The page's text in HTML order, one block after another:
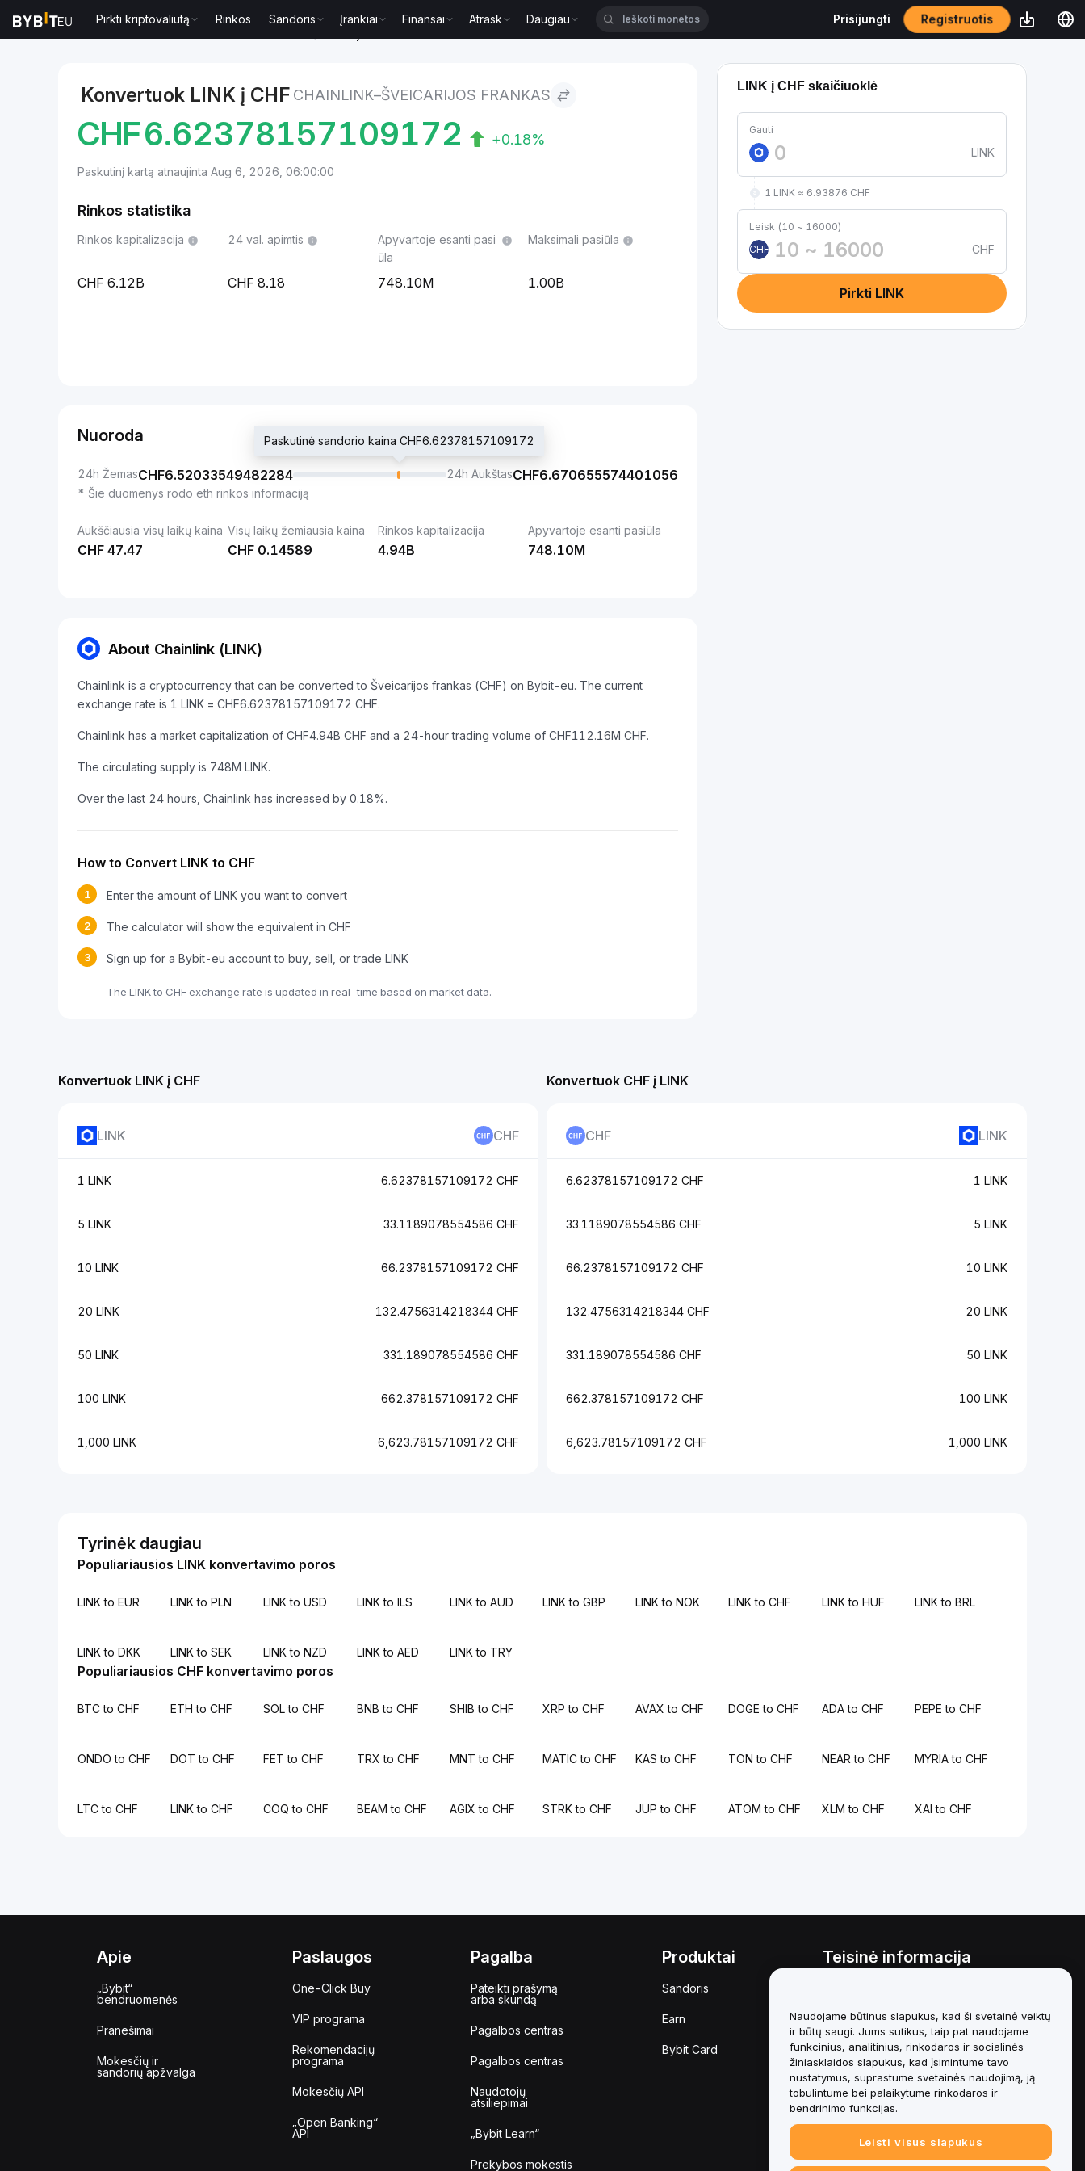
Pirkti kriptovaliutą Rinkos Sandoris Įrankiai Finansai Atrask Daugiau Prisijungti Registruotis
Konvertuok LINK į CHF CHAINLINK–ŠVEICARIJOS FRANKAS
CHF6.62378157109172 +0.18%
Paskutinį kartą atnaujinta Aug 6, 2026, 06:00:00
Rinkos statistika
Rinkos kapitalizacija
6.12B
24 val. apimtis
8.18
Apyvartoje esanti pasi
ūla
748.10M
Maksimali pasiūla
1.00B
Nuoroda
24h ŽemasCHF6.52033549482284
Paskutinė sandorio kaina CHF6.62378157109172
24h AukštasCHF6.670655574401056
* Šie duomenys rodo eth rinkos informaciją
Aukščiausia visų laikų kaina
CHF 47.47
Visų laikų žemiausia kaina
CHF 0.14589
Rinkos kapitalizacija
4.94B
Apyvartoje esanti pasiūla
748.10M
About Chainlink (LINK)
Chainlink is a cryptocurrency that can be converted to Šveicarijos frankas (CHF) on Bybit-eu. The current
exchange rate is 1 LINK = CHF6.62378157109172 CHF.
Chainlink has a market capitalization of CHF4.94B CHF and a 24-hour trading volume of CHF112.16M CHF.
The circulating supply is 748M LINK.
Over the last 24 hours, Chainlink has increased by 0.18%.
How to Convert LINK to CHF
1 Enter the amount of LINK you want to convert
2 The calculator will show the equivalent in CHF
3 Sign up for a Bybit-eu account to buy, sell, or trade LINK
The LINK to CHF exchange rate is updated in real-time based on market data.
LINK į CHF skaičiuoklė
Gauti
LINK
1 LINK ≈ 6.93876 CHF
Leisk (10 ~ 16000)
CHF
CHF
Pirkti LINK
Konvertuok LINK į CHF
LINK CHF
1 LINK 6.62378157109172 CHF
5 LINK 33.1189078554586 CHF
10 LINK 66.2378157109172 CHF
20 LINK 132.4756314218344 CHF
50 LINK 331.189078554586 CHF
100 LINK 662.378157109172 CHF
1,000 LINK 6,623.78157109172 CHF
Konvertuok CHF į LINK
CHF LINK
6.62378157109172 CHF 1 LINK
33.1189078554586 CHF 5 LINK
66.2378157109172 CHF 10 LINK
132.4756314218344 CHF 20 LINK
331.189078554586 CHF 50 LINK
662.378157109172 CHF 100 LINK
6,623.78157109172 CHF 1,000 LINK
Tyrinėk daugiau
Populiariausios LINK konvertavimo poros
LINK to EUR LINK to PLN LINK to USD LINK to ILS LINK to AUD LINK to GBP LINK to NOK LINK to CHF LINK to HUF LINK to BRL
LINK to DKK LINK to SEK LINK to NZD LINK to AED LINK to TRY
Populiariausios CHF konvertavimo poros
BTC to CHF ETH to CHF SOL to CHF BNB to CHF SHIB to CHF XRP to CHF AVAX to CHF DOGE to CHF ADA to CHF PEPE to CHF
ONDO to CHF DOT to CHF FET to CHF TRX to CHF MNT to CHF MATIC to CHF KAS to CHF TON to CHF NEAR to CHF MYRIA to CHF
LTC to CHF LINK to CHF COQ to CHF BEAM to CHF AGIX to CHF STRK to CHF JUP to CHF ATOM to CHF XLM to CHF XAI to CHF
Apie
„Bybit“
bendruomenės
Pranešimai
Mokesčių ir
sandorių apžvalga
Paslaugos
One-Click Buy
VIP programa
Rekomendacijų
programa
Mokesčių API
„Open Banking“
API
Pagalba
Pateikti prašymą
arba skundą
Pagalbos centras
Pagalbos centras
Naudotojų
atsiliepimai
„Bybit Learn“
Prekybos mokestis
Produktai
Sandoris
Earn
Bybit Card
Teisinė informacija
Saugojimo ir administravimo
politikos santrauka
ESG informacija
Crypto-Asset White Papers
Naudojame būtinus slapukus, kad ši svetainė veiktų
ir būtų saugi. Jums sutikus, taip pat naudojame
funkcinius, analitinius, rinkodaros ir socialinės
žiniasklaidos slapukus, kad įsimintume tavo
nustatymus, suprastume svetainės naudojimą, ją
tobulintume bei palaikytume rinkodaros ir
bendrinimo funkcijas.
Leisti visus slapukus